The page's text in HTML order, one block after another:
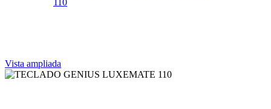
Vista ampliada